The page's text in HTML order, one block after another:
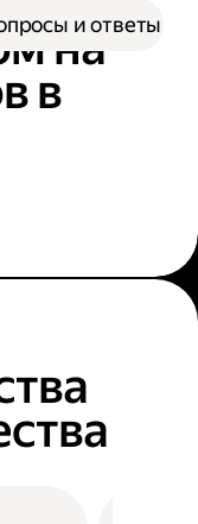
цветов
на
в
и ответы